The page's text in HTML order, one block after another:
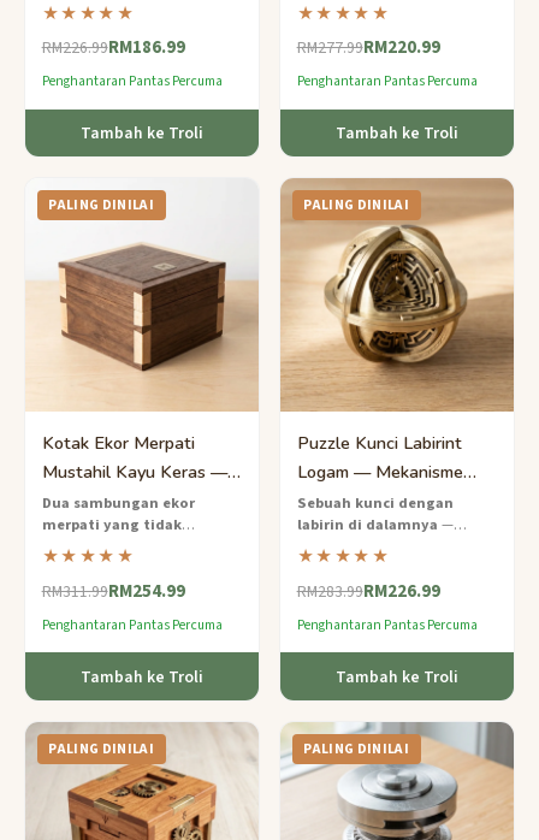
cakera yang bergraduat —
susun dalam urutan yang
keseimbangan.
★★★★★
RM226.99RM186.99
Penghantaran Pantas Percuma
Tambah ke Troli
sempurna — teka-teki kayu
tahap pakar untuk minda
★★★★★
RM277.99RM220.99
Penghantaran Pantas Percuma
Tambah ke Troli
PALING DINILAI
Kotak Ekor Merpati
Mustahil Kayu Keras —
Bukaan Rahsia Pakar
Dua sambungan ekor
merpati yang tidak
mungkin wujud
kotak ini adalah nyata. Temui
mekanisme tersembunyi untuk
★★★★★
RM311.99RM254.99
Penghantaran Pantas Percuma
Tambah ke Troli
PALING DINILAI
Puzzle Kunci Labirint
Logam — Mekanisme
Laluan Dalaman Pakar
Sebuah kunci dengan
labirin di dalamnya —
navigasi labirin tersembunyi
hanya dengan rasa untuk
mencari kombinasi dan
★★★★★
RM283.99RM226.99
Penghantaran Pantas Percuma
Tambah ke Troli
PALING DINILAI PALING DINILAI